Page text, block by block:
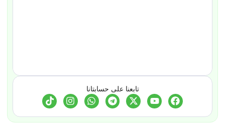
تابعنا على حسابتانا